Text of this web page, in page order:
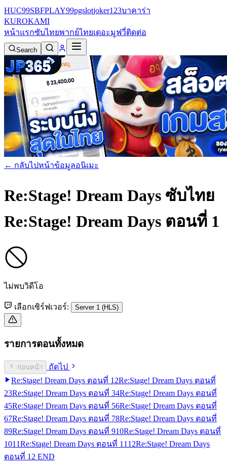
HUC99SBFPLAY99pgslotjoker123บาคาร่า
KUROKAMI
หน้าแรกซับไทยพากย์ไทยเดอะมูฟวี่ติดต่อ
Search
← กลับไปหน้าข้อมูลอนิเมะ
Re:Stage! Dream Days ซับไทย
Re:Stage! Dream Days ตอนที่ 1
ไม่พบวิดีโอ
เลือกเซิร์ฟเวอร์: Server 1 (HLS)
รายการตอนทั้งหมด
ก่อนหน้า
ถัดไป
Re:Stage! Dream Days ตอนที่ 1 2Re:Stage! Dream Days ตอนที่
23Re:Stage! Dream Days ตอนที่ 34Re:Stage! Dream Days ตอนที่
45Re:Stage! Dream Days ตอนที่ 56Re:Stage! Dream Days ตอนที่
67Re:Stage! Dream Days ตอนที่ 78Re:Stage! Dream Days ตอนที่
89Re:Stage! Dream Days ตอนที่ 910Re:Stage! Dream Days ตอนที่
1011Re:Stage! Dream Days ตอนที่ 11 12Re:Stage! Dream Days
ตอนที่ 12 END